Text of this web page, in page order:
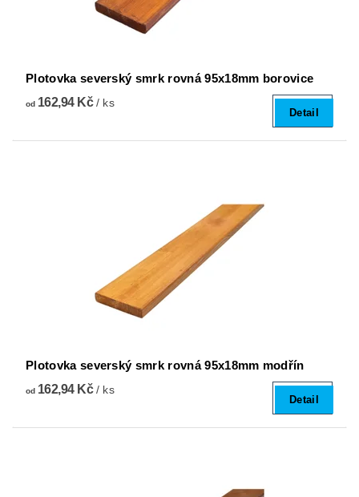
Plotovka severský smrk rovná 95x18mm borovice
od162,94 Kč/ ks
Detail
Plotovka severský smrk rovná 95x18mm modřín
od162,94 Kč/ ks
Detail